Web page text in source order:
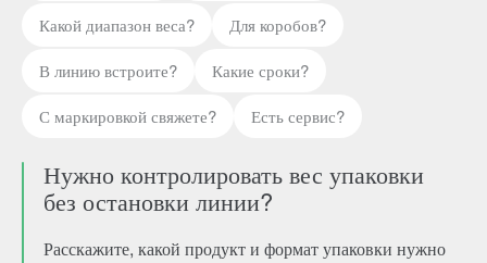
Какой диапазон веса?
Для коробов?
В линию встроите?
Какие сроки?
С маркировкой свяжете?
Есть сервис?
Нужно контролировать вес упаковки
без остановки линии?
Расскажите, какой продукт и формат упаковки нужно